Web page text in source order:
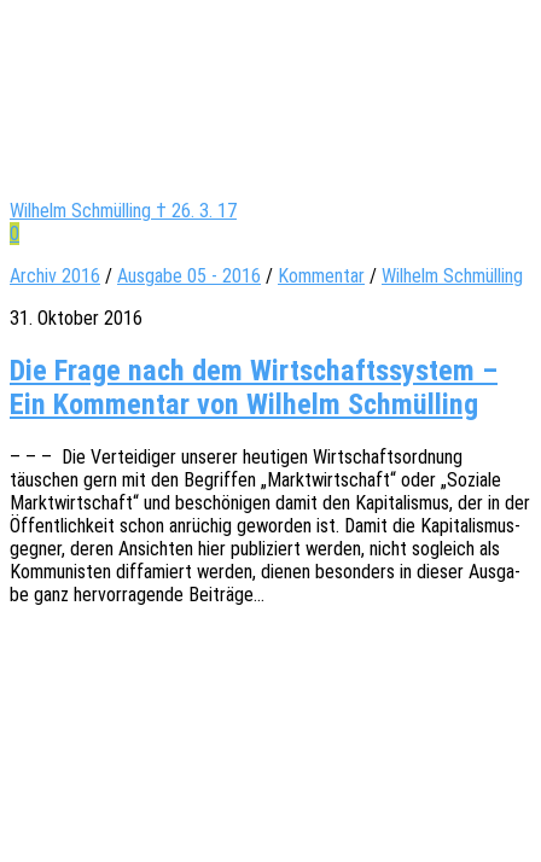
Wilhelm Schmülling † 26. 3. 17
0
Archiv 2016 / Ausgabe 05 - 2016 / Kommentar / Wilhelm Schmülling
31. Oktober 2016
Die Frage nach dem Wirt­schafts­sys­tem –
Ein Kom­men­tar von Wil­helm Schmülling
– – – Die Vertei­di­ger unse­rer heuti­gen Wirt­schafts­ord­nung
täuschen gern mit den Begrif­fen „Markt­wirt­schaft“ oder „Sozia­le
Markt­wirt­schaft“ und beschö­ni­gen damit den Kapi­ta­lis­mus, der in der
Öffent­lich­keit schon anrü­chig gewor­den ist. Damit die Kapi­ta­lis­mus­
geg­ner, deren Ansich­ten hier publi­ziert werden, nicht sogleich als
Kommu­nis­ten diffa­miert werden, dienen beson­ders in dieser Ausga­
be ganz hervor­ra­gen­de Beiträge…